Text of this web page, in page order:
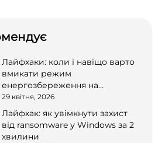
Лайфхаки: коли і навіщо варто
вмикати режим
енергозбереження на
смартфоні
29 квітня, 2026
Лайфхак: як увімкнути захист
від ransomware у Windows за 2
хвилини